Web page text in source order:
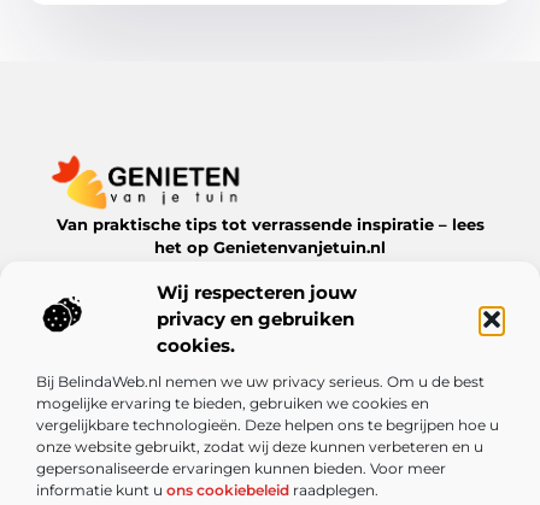
Wij respecteren jouw
privacy en gebruiken
cookies.
Bij BelindaWeb.nl nemen we uw privacy serieus. Om u de best
mogelijke ervaring te bieden, gebruiken we cookies en
vergelijkbare technologieën. Deze helpen ons te begrijpen hoe u
onze website gebruikt, zodat wij deze kunnen verbeteren en u
gepersonaliseerde ervaringen kunnen bieden. Voor meer
informatie kunt u ons cookiebeleid raadplegen.
Van praktische tips tot verrassende inspiratie – lees
het op Genietenvanjetuin.nl
leefomgeving te bieden heeft.
Bericht categorie
Onze informatie